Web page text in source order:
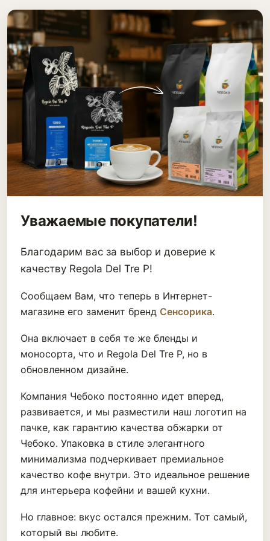
Уважаемые покупатели!
Благодарим вас за выбор и доверие к
качеству Regola Del Tre P!
Сообщаем Вам, что теперь в Интернет-
магазине его заменит бренд Сенсорика.
Она включает в себя те же бленды и
моносорта, что и Regola Del Tre P, но в
обновленном дизайне.
Компания Чебоко постоянно идет вперед,
развивается, и мы разместили наш логотип на
пачке, как гарантию качества обжарки от
Чебоко. Упаковка в стиле элегантного
минимализма подчеркивает премиальное
качество кофе внутри. Это идеальное решение
для интерьера кофейни и вашей кухни.
Но главное: вкус остался прежним. Тот самый,
который вы любите.